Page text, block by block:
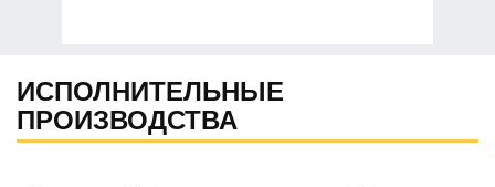
ИСПОЛНИТЕЛЬНЫЕ
ПРОИЗВОДСТВА